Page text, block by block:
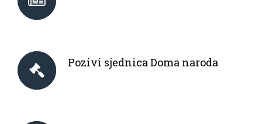
Pozivi sjednica Doma naroda